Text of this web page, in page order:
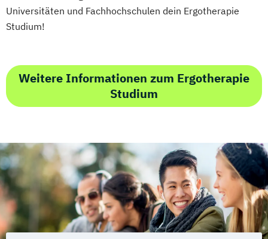
Vorbereitungslehrgang Bachelor (Studieren
ohne Matura)
Wirtschaftsingenieur
Wirtschaftskriminalität & Cyber Crime
Universitäten und Fachhochschulen dein Ergotherapie
Studium!
Weitere Informationen zum Ergotherapie
Studium